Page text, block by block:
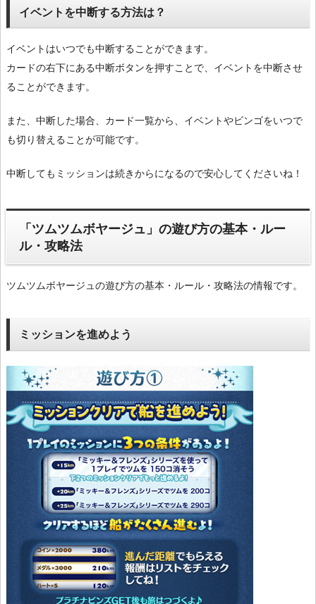
イベントを中断する方法は？
イベントはいつでも中断することができます。
カードの右下にある中断ボタンを押すことで、イベントを中断させ
ることができます。
また、中断した場合、カード一覧から、イベントやビンゴをいつで
も切り替えることが可能です。
中断してもミッションは続きからになるので安心してくださいね！
「ツムツムボヤージュ」の遊び方の基本・ルー
ル・攻略法
ツムツムボヤージュの遊び方の基本・ルール・攻略法の情報です。
ミッションを進めよう